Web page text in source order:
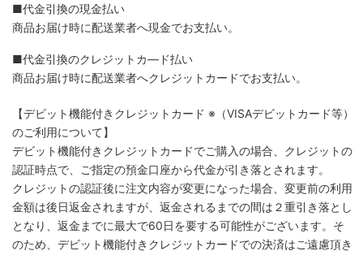
■代金引換の現金払い
商品お届け時に配送業者へ現金でお支払い。
■代金引換のクレジットカ―ド払い
商品お届け時に配送業者へクレジットカードでお支払い。
【デビット機能付きクレジットカード ※（VISAデビットカード等）
のご利用について】
デビット機能付きクレジットカードでご購入の場合、クレジットの
認証時点で、ご指定の預金口座から代金が引き落とされます。
クレジットの認証後に注文内容が変更になった場合、変更前の利用
金額は後日返金されますが、返金されるまでの間は２重引き落とし
となり、返金までに最大で60日を要する可能性がございます。そ
のため、デビット機能付きクレジットカードでの決済はご遠慮頂き